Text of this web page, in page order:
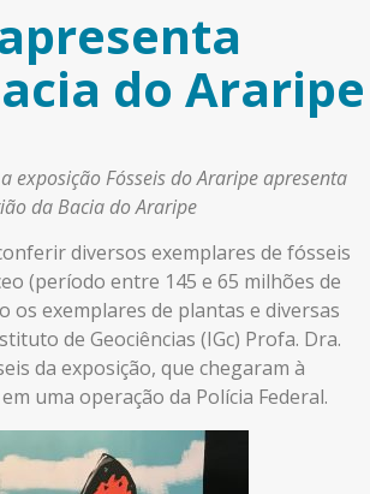
do Araripe
exposição Fósseis do Araripe apresenta
da Bacia do Araripe
diversos exemplares de fósseis
(período entre 145 e 65 milhões de
os exemplares de plantas e diversas
de Geociências (IGc) Profa. Dra.
da exposição, que chegaram à
uma operação da Polícia Federal.